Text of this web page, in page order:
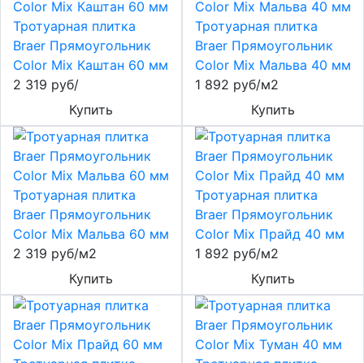
Тротуарная плитка
Braer Прямоугольник
Color Mix Каштан 60 мм
2 319 руб/
Купить
Тротуарная плитка
Braer Прямоугольник
Color Mix Мальва 40 мм
1 892 руб/м2
Купить
Тротуарная плитка
Braer Прямоугольник
Color Mix Мальва 60 мм
2 319 руб/м2
Купить
Тротуарная плитка
Braer Прямоугольник
Color Mix Прайд 40 мм
1 892 руб/м2
Купить